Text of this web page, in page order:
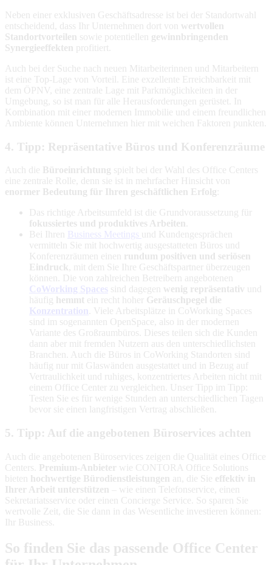
Neben einer exklusiven Geschäftsadresse ist bei der Standortwahl
entscheidend, dass Ihr Unternehmen dort von wertvollen
Standortvorteilen sowie potentiellen gewinnbringenden
Synergieeffekten profitiert.
Auch bei der Suche nach neuen Mitarbeiterinnen und Mitarbeitern
ist eine Top-Lage von Vorteil. Eine exzellente Erreichbarkeit mit
dem ÖPNV, eine zentrale Lage mit Parkmöglichkeiten in der
Umgebung, so ist man für alle Herausforderungen gerüstet. In
Kombination mit einer modernen Immobilie und einem freundlichen
Ambiente können Unternehmen hier mit weichen Faktoren punkten.
4. Tipp: Repräsentative Büros und Konferenzräume
Auch die Büroeinrichtung spielt bei der Wahl des Office Centers
eine zentrale Rolle, denn sie ist in mehrfacher Hinsicht von
enormer Bedeutung für Ihren geschäftlichen Erfolg
Das richtige Arbeitsumfeld ist die Grundvoraussetzung für
fokussiertes und produktives Arbeiten
Bei Ihren Business Meetings und Kundengesprächen
vermitteln Sie mit hochwertig ausgestatteten Büros und
Konferenzräumen einen rundum positiven und seriösen
Eindruck, mit dem Sie Ihre Geschäftspartner überzeugen
können. Die von zahlreichen Betreibern angebotenen
CoWorking Spaces sind dagegen wenig repräsentativ und
häufig hemmt ein recht hoher Geräuschpegel die
Konzentration . Viele Arbeitsplätze in CoWorking Spaces
sind im sogenannten OpenSpace, also in der modernen
Variante des Großraumbüros. Dieses teilen sich die Kunden
dann aber mit fremden Nutzern aus den unterschiedlichsten
Branchen. Auch die Büros in CoWorking Standorten sind
häufig nur mit Glaswänden ausgestattet und in Bezug auf
Vertraulichkeit und ruhiges, konzentriertes Arbeiten nicht mit
einem Office Center zu vergleichen. Unser Tipp im Tipp:
Testen Sie es für wenige Stunden an unterschiedlichen Tagen
bevor sie einen langfristigen Vertrag abschließen.
5. Tipp: Auf die angebotenen Büroservices achten
Auch die angebotenen Büroservices zeigen die Qualität eines Office
Centers.
Premium-Anbieter wie CONTORA Office Solutions
bieten hochwertige Bürodienstleistungen an, die Sie effektiv in
Ihrer Arbeit unterstützen – wie einen Telefonservice, einen
Sekretariatsservice oder einen Concierge Service. So sparen Sie
wertvolle Zeit, die Sie dann in das Wesentliche investieren können:
Ihr Business.
So finden Sie das passende Office Center